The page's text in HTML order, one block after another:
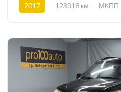
2017 123918 км МКПП